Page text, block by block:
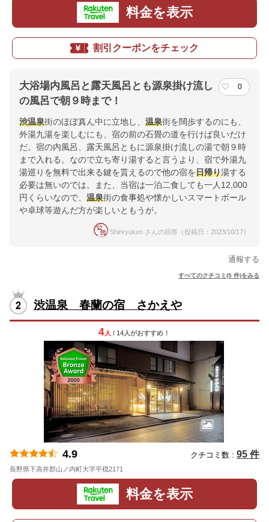
料金を表示
割引クーポンをチェック
大浴場内風呂と露天風呂とも源泉掛け流し
の風呂で朝９時まで！
0
渋温泉街のほぼ真ん中に立地し、 温泉街を闊歩するのにも、
外湯九湯を楽しむにも、宿の前の石畳の道を行けば良いだけ
だ。宿の内風呂、露天風呂ともに源泉掛け流しの湯で朝９時
まで入れる。なので立ち寄り湯すると言うより、宿で外湯九
湯巡りを無料で出来る鍵を貰えるので他の宿を日帰り湯する
必要は無いのでは。また、当宿は一泊二食しても一人12,000
円くらいなので、 温泉街の食事処や懐かしいスマートボール
や卓球等遊んだ方が楽しいともうが。
Shinryuken さんの回答（投稿日：2023/10/17）
通報する
すべてのクチコミ(5 件)をみる
渋温泉 春蘭の宿 さかえや
4人 / 14人がおすすめ！
4.9 クチコミ数 : 95 件
長野県下高井郡山ノ内町大字平穏2171
料金を表示